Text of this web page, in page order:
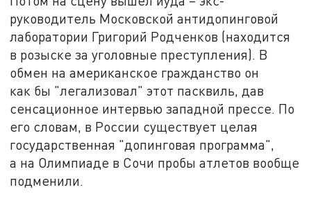
руководитель Московской антидопинговой
лаборатории Григорий Родченков (находится
в розыске за уголовные преступления). В
обмен на американское гражданство он
как бы "легализовал" этот пасквиль, дав
сенсационное интервью западной прессе. По
его словам, в России существует целая
государственная "допинговая программа",
а на Олимпиаде в Сочи пробы атлетов вообще
подменили.